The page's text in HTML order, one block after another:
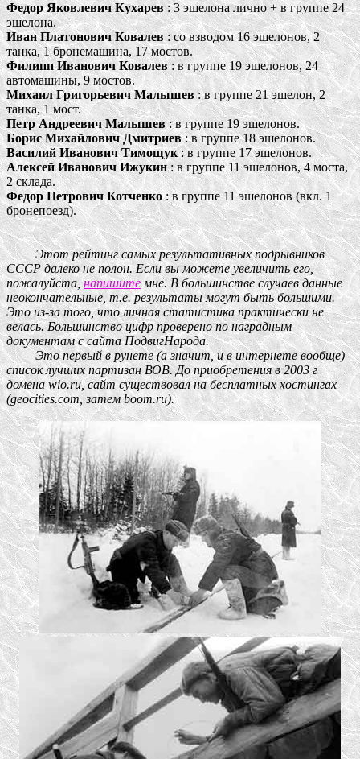
Федор Яковлевич Кухарев : 3 эшелона лично + в группе 24
эшелона.
Иван Платонович Ковалев : со взводом 16 эшелонов, 2
танка, 1 бронемашина, 17 мостов.
Филипп Иванович Ковалев: в группе 19 эшелонов, 24
автомашины, 9 мостов.
Михаил Григорьевич Малышев : в группе 21 эшелон, 2
танка, 1 мост.
Петр Андреевич Малышев: в группе 19 эшелонов.
Борис Михайлович Дмитриев: в группе 18 эшелонов.
Василий Иванович Тимощук: в группе 17 эшелонов.
Алексей Иванович Ижукин: в группе 11 эшелонов, 4 моста,
2 склада.
Федор Петрович Котченко: в группе 11 эшелонов (вкл. 1
бронепоезд).
Этот рейтинг самых результативных подрывников
СССР далеко не полон. Если вы можете увеличить его,
пожалуйста,напишитемне. В большинстве случаев данные
неокончательные, т.е. результаты могут быть большими.
Это из-за того, что личная статистика практически не
велась. Большинство цифр проверено по наградным
документам с сайта ПодвигНарода.
Это первый в рунете (а значит, и в интернете вообще)
список лучших партизан ВОВ. До приобретения в 2003 г
домена wio.ru, сайт существовал на бесплатных хостингах
(geocities.com, затем boom.ru).